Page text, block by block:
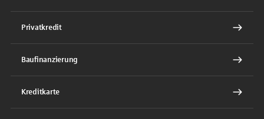
Privatkredit
Baufinanzierung
Kreditkarte